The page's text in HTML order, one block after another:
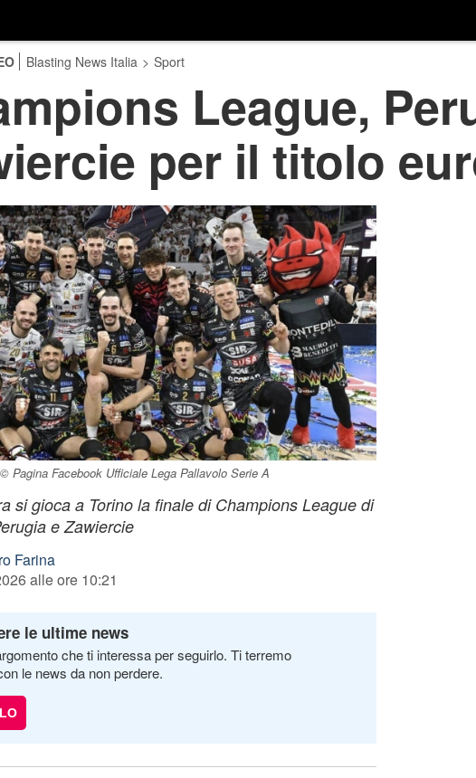
Blasting News Italia > Sport
League,
per il titolo
Pagina Facebook Ufficiale Lega Pallavolo Serie A
si gioca a Torino la finale di Champions League di
e Zawiercie
Farina
alle ore 10:21
le ultime news
che ti interessa per seguirlo. Ti terremo
le news da non perdere.